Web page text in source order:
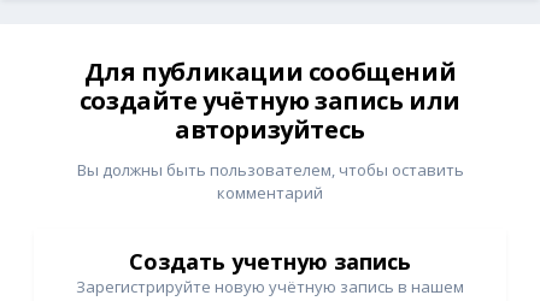
Для публикации сообщений
создайте учётную запись или
авторизуйтесь
Вы должны быть пользователем, чтобы оставить
комментарий
Создать учетную запись
Зарегистрируйте новую учётную запись в нашем